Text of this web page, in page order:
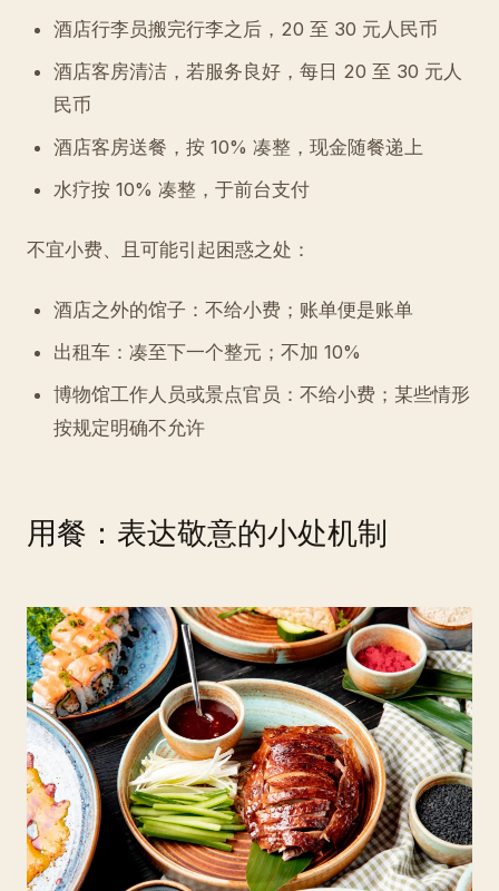
酒店行李员搬完行李之后，20 至 30 元人民币
酒店客房清洁，若服务良好，每日 20 至 30 元人
民币
酒店客房送餐，按 10% 凑整，现金随餐递上
水疗按 10% 凑整，于前台支付
不宜小费、且可能引起困惑之处：
酒店之外的馆子：不给小费；账单便是账单
出租车：凑至下一个整元；不加 10%
博物馆工作人员或景点官员：不给小费；某些情形
按规定明确不允许
用餐：表达敬意的小处机制